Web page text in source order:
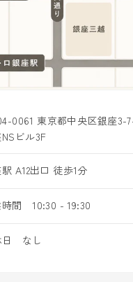
0061 東京都中央区銀座3-
ビル3F
A12出口 徒歩1分
時間 10:30 - 19:30
日 なし